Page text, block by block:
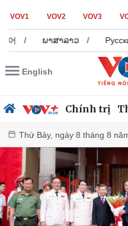
VOV1 VOV2 VOV3
ພາສາລາວ / Русский /
English
Chính trị
Thứ Bảy, ngày 8 tháng 8
Chính trị
Đảng
Tổ chức nhân sự